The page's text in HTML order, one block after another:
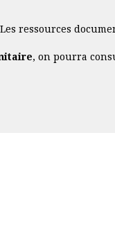
ressources
, on pourra